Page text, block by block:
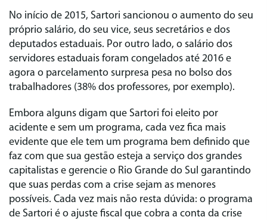
No início de 2015, Sartori sancionou o aumento do seu
próprio salário, do seu vice, seus secretários e dos
deputados estaduais. Por outro lado, o salário dos
servidores estaduais foram congelados até 2016 e
agora o parcelamento surpresa pesa no bolso dos
trabalhadores (38% dos professores, por exemplo).
Embora alguns digam que Sartori foi eleito por
acidente e sem um programa, cada vez fica mais
evidente que ele tem um programa bem definido que
faz com que sua gestão esteja a serviço dos grandes
capitalistas e gerencie o Rio Grande do Sul garantindo
que suas perdas com a crise sejam as menores
possíveis. Cada vez mais não resta dúvida: o programa
de Sartori é o ajuste fiscal que cobra a conta da crise